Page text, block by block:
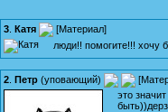
3 Катя [Материал]
люди!! помогите!!! хочу
2 Петр (уповающий) [
это